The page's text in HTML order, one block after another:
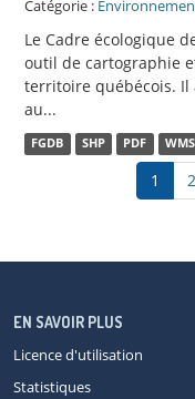
Catégorie :
Le Cadre écologique
outil de cartographie
territoire québécois.
au...
FGDB SHP PDF WMS
1 2
EN SAVOIR PLUS
Licence d'utilisation
Statistiques